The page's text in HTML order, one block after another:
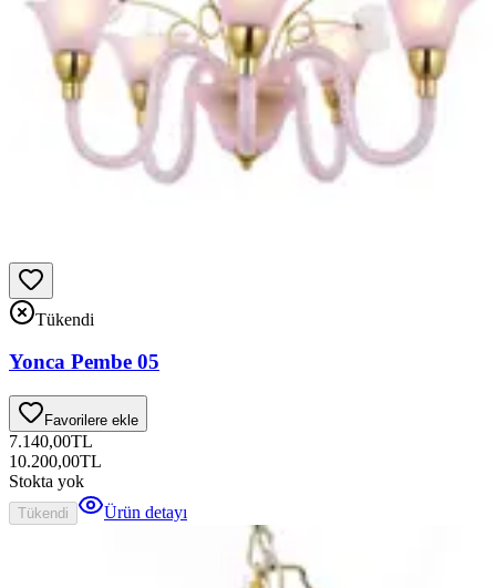
Tükendi
Yonca Pembe 05
Favorilere ekle
7.140,00TL
10.200,00TL
Stokta yok
Tükendi Ürün detayı